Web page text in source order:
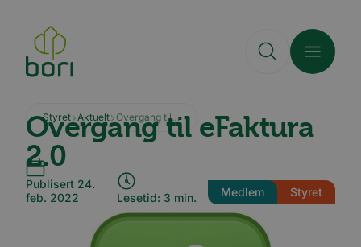
hovedinnhold
Styret Aktuelt Overgang til eFaktura 2.0
Overgang til eFaktura
2.0
Publisert 24.
feb. 2022
Lesetid: 3 min. Medlem Styret